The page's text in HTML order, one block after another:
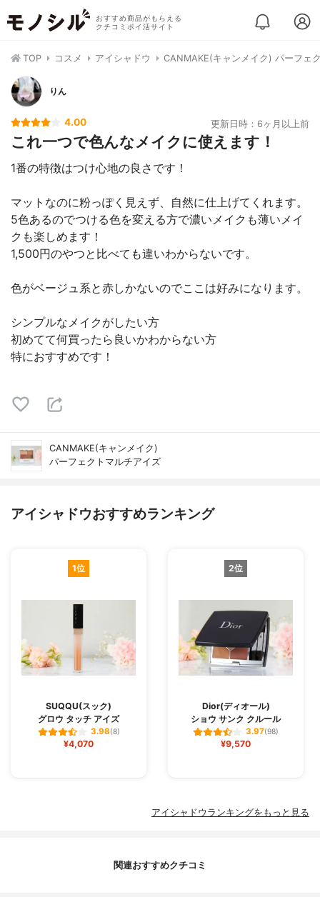
おすすめ商品がもらえる
クチコミポイ活サイト
TOP コスメ アイシャドウ CANMAKE(キャンメイク) パーフェ
りん
4.00 更新日時：6ヶ月以上前
これ一つで色んなメイクに使えます！
1番の特徴はつけ心地の良さです！
マットなのに粉っぽく見えず、自然に仕上げてくれます。
5色あるのでつける色を変える方で濃いメイクも薄いメイ
クも楽しめます！
1,500円のやつと比べても違いわからないです。
色がベージュ系と赤しかないのでここは好みになります。
シンプルなメイクがしたい方
初めてて何買ったら良いかわからない方
特におすすめです！
CANMAKE(キャンメイク)
パーフェクトマルチアイズ
アイシャドウおすすめランキング
1位
SUQQU(スック)
グロウ タッチ アイズ
3.98(8)
¥4,070
2位
Dior(ディオール)
ショウ サンク クルール
3.97(98)
¥9,570
アイシャドウランキングをもっと見る
関連おすすめクチコミ